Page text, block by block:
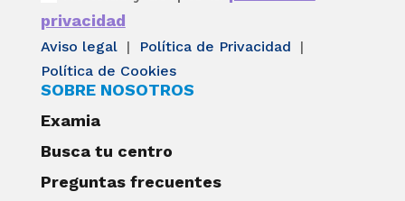
privacidad
Aviso legal | Política de Privacidad
|
Política de Cookies
SOBRE NOSOTROS
Examia
Busca tu centro
Preguntas frecuentes